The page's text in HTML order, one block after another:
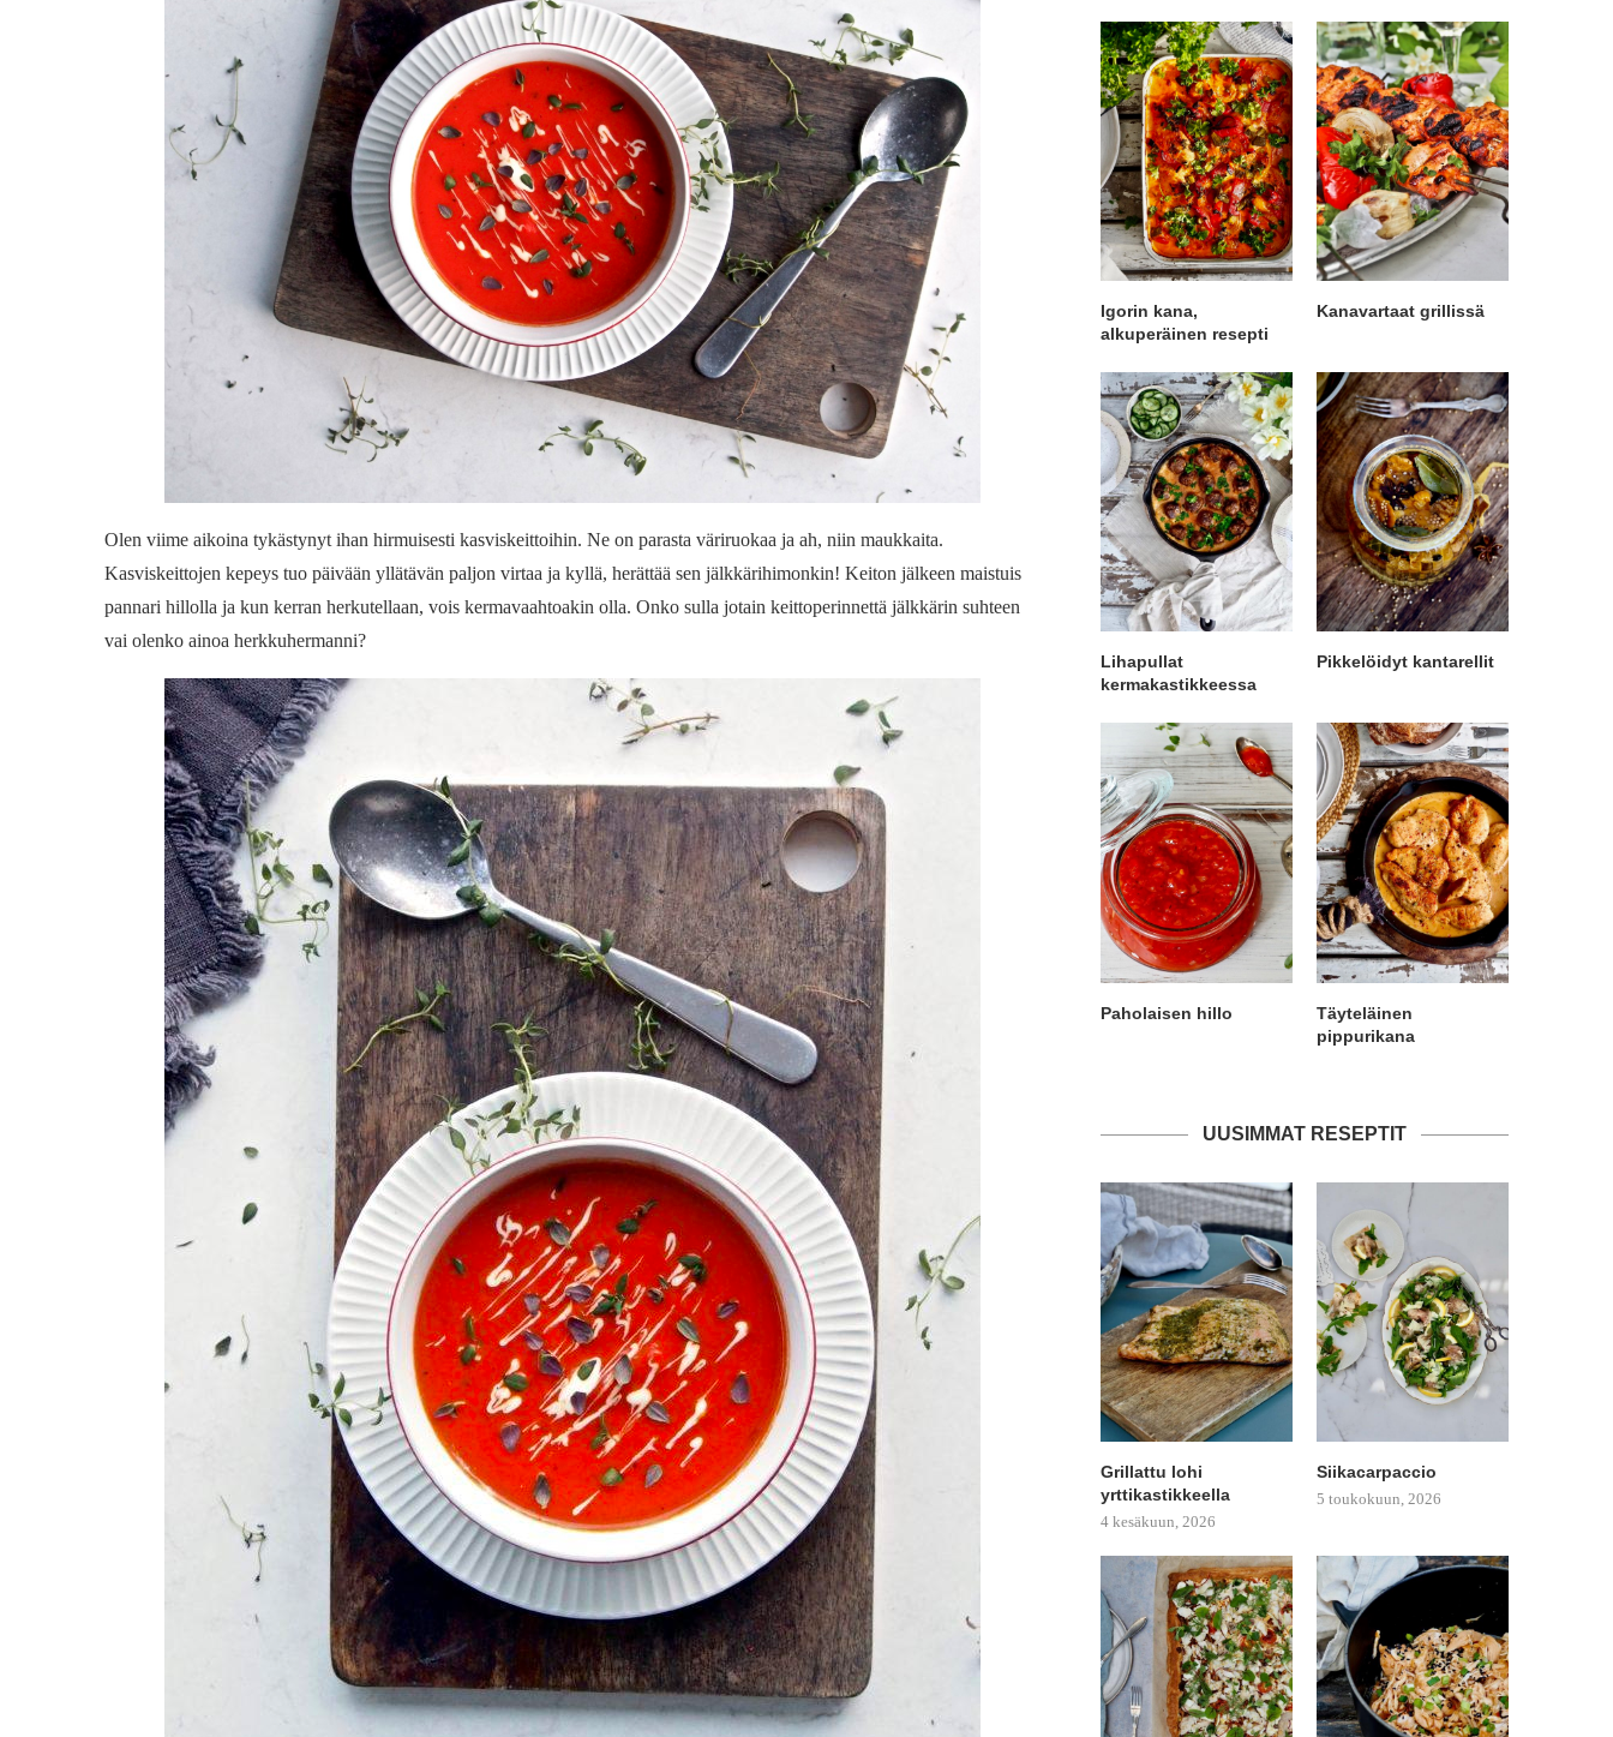
Olen viime aikoina tykästynyt ihan hirmuisesti kasviskeittoihin. Ne on parasta väriruokaa ja ah, niin maukkaita.
Kasviskeittojen kepeys tuo päivään yllätävän paljon virtaa ja kyllä, herättää sen jälkkärihimonkin! Keiton jälkeen maistuis
pannari hillolla ja kun kerran herkutellaan, vois kermavaahtoakin olla. Onko sulla jotain keittoperinnettä jälkkärin suhteen
vai olenko ainoa herkkuhermanni?
Igorin kana,
alkuperäinen resepti
Kanavartaat grillissä
Lihapullat
kermakastikkeessa
Pikkelöidyt kantarellit
Paholaisen hillo
Täyteläinen
pippurikana
UUSIMMAT RESEPTIT
Grillattu lohi
yrttikastikkeella
4 kesäkuun, 2026
Siikacarpaccio
5 toukokuun, 2026